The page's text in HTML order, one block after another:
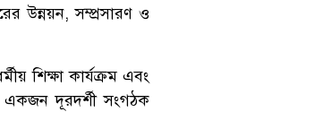
উন্নয়ন, সম্প্রসারণ ও
শিক্ষা কার্যক্রম এবং
একজন দূরদর্শী সংগঠক